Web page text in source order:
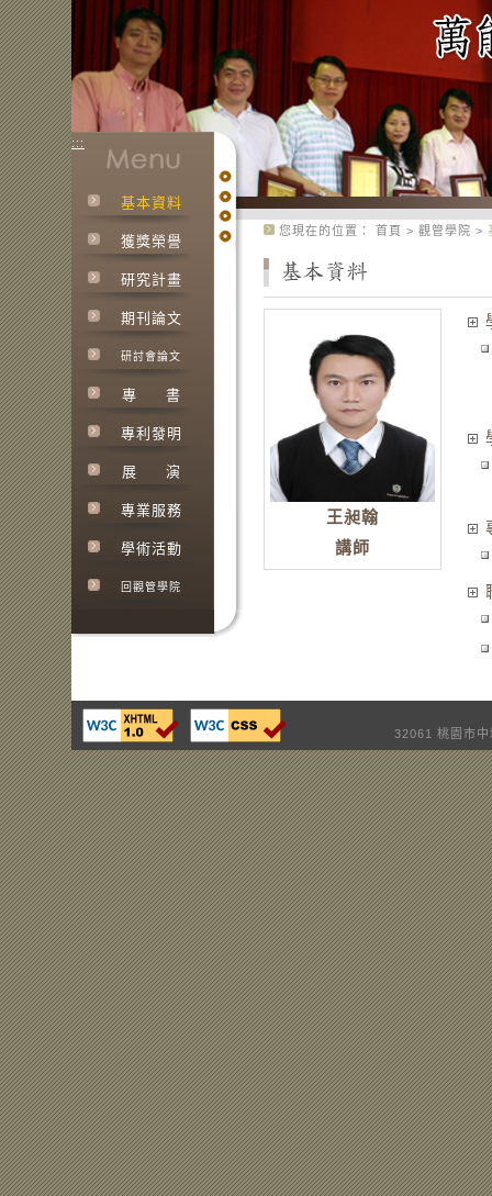
:::
基本資料
獲獎榮譽
研究計畫
期刊論文
研討會論文
專 書
專利發明
展 演
專業服務
學術活動
回觀管學院
您現在的位置： 首頁 > 觀管學院 >
王昶翰
講師
32061 桃園市